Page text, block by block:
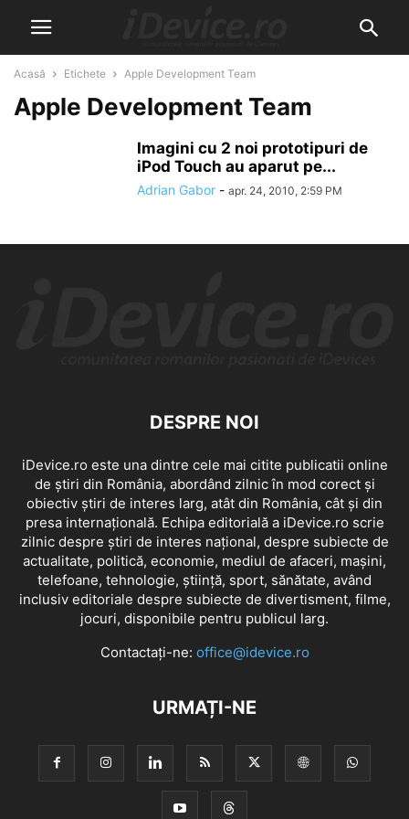
Acasă Etichete Apple Development Team
Apple Development Team
Imagini cu 2 noi prototipuri de
iPod Touch au aparut pe...
Adrian Gabor - apr. 24, 2010, 2:59 PM
DESPRE NOI
iDevice.ro este una dintre cele mai citite publicatii online
de știri din România, abordând zilnic în mod corect și
obiectiv știri de interes larg, atât din România, cât și din
presa internațională. Echipa editorială a iDevice.ro scrie
zilnic despre știri de interes național, despre subiecte de
actualitate, politică, economie, mediul de afaceri, mașini,
telefoane, tehnologie, știință, sport, sănătate, având
inclusiv editoriale despre subiecte de divertisment, filme,
jocuri, disponibile pentru publicul larg.
Contactați-ne: office@idevice.ro
URMAȚI-NE